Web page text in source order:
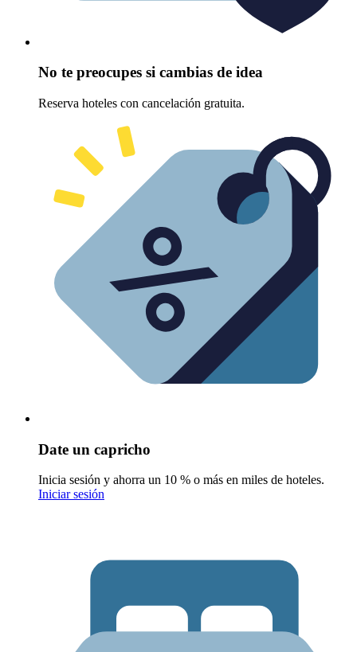
No te preocupes si cambias de idea
Reserva hoteles con cancelación gratuita.
Date un capricho
Inicia sesión y ahorra un 10 % o más en miles de hoteles.
Iniciar sesión